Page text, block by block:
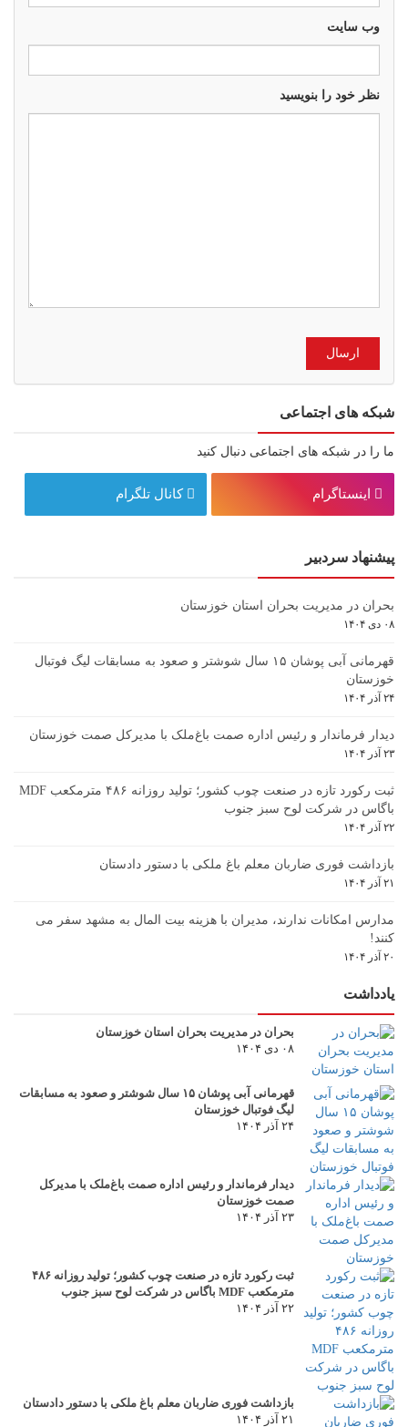
وب سايت
نظر خود را بنویسید
شبکه های اجتماعی
ما را در شبکه های اجتماعی دنبال کنید
اینستاگرام کانال تلگرام
پیشنهاد سردبیر
بحران در مدیریت بحران استان خوزستان
۰۸ دی ۱۴۰۴
قهرمانی آبی پوشان ۱۵ سال شوشتر و صعود به مسابقات لیگ فوتبال
خوزستان
۲۴ آذر ۱۴۰۴
دیدار فرماندار و رئیس اداره صمت باغ‌ملک با مدیرکل صمت خوزستان
۲۳ آذر ۱۴۰۴
ثبت رکورد تازه در صنعت چوب کشور؛ تولید روزانه ۴۸۶ مترمکعب MDF
باگاس در شرکت لوح سبز جنوب
۲۲ آذر ۱۴۰۴
بازداشت فوری ضاربان معلم باغ ملکی با دستور دادستان
۲۱ آذر ۱۴۰۴
مدارس امکانات ندارند، مدیران با هزینه بیت المال به مشهد سفر می
کنند!
۲۰ آذر ۱۴۰۴
یادداشت
بحران در مدیریت بحران استان خوزستان
۰۸ دی ۱۴۰۴
قهرمانی آبی پوشان ۱۵ سال شوشتر و صعود به مسابقات
لیگ فوتبال خوزستان
۲۴ آذر ۱۴۰۴
دیدار فرماندار و رئیس اداره صمت باغ‌ملک با مدیرکل
صمت خوزستان
۲۳ آذر ۱۴۰۴
ثبت رکورد تازه در صنعت چوب کشور؛ تولید روزانه ۴۸۶
مترمکعب MDF باگاس در شرکت لوح سبز جنوب
۲۲ آذر ۱۴۰۴
بازداشت فوری ضاربان معلم باغ ملکی با دستور دادستان
۲۱ آذر ۱۴۰۴